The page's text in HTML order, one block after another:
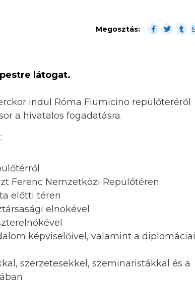
Megosztás:
látogat.
indul Róma Fiumicino repülőteréről
a hivatalos fogadatásra.
Ferenc Nemzetközi Repülőtéren
előtti téren
elnökével
képviselőivel, valamint a diplomáciai
szerzetesekkel, szeminaristákkal és a